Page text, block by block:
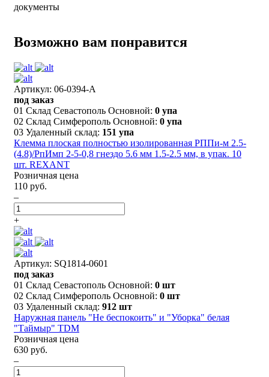
документы
Возможно вам понравится
Артикул: 06-0394-A
под заказ
01 Склад Севастополь Основной: 0 упа
02 Склад Симферополь Основной: 0 упа
03 Удаленный склад: 151 упа
Клемма плоская полностью изолированная РППи-м 2.5-
(4.8)/РпИмп 2-5-0,8 гнездо 5.6 мм 1.5-2.5 мм, в упак. 10
шт. REXANT
Розничная цена
110 руб.
–
+
Артикул: SQ1814-0601
под заказ
01 Склад Севастополь Основной: 0 шт
02 Склад Симферополь Основной: 0 шт
03 Удаленный склад: 912 шт
Наружная панель "Не беспокоить" и "Уборка" белая
"Таймыр" TDM
Розничная цена
630 руб.
–